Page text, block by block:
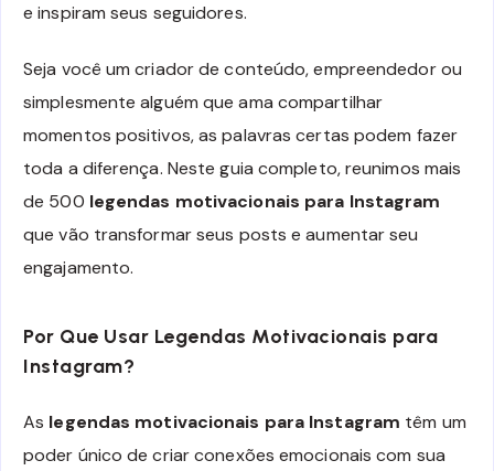
e inspiram seus seguidores.
Seja você um criador de conteúdo, empreendedor ou
simplesmente alguém que ama compartilhar
momentos positivos, as palavras certas podem fazer
toda a diferença. Neste guia completo, reunimos mais
de 500 legendas motivacionais para Instagram
que vão transformar seus posts e aumentar seu
engajamento.
Por Que Usar Legendas Motivacionais para
Instagram?
As legendas motivacionais para Instagram têm um
poder único de criar conexões emocionais com sua